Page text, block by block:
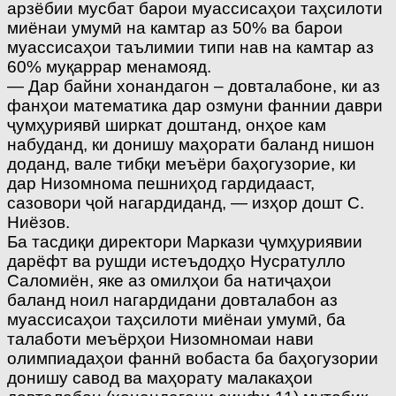
арзёбии мусбат барои муассисаҳои таҳсилоти
миёнаи умумӣ на камтар аз 50% ва барои
муассисаҳои таълимии типи нав на камтар аз
60% муқаррар менамояд.
— Дар байни хонандагон – довталабоне, ки аз
фанҳои математика дар озмуни фаннии даври
ҷумҳуриявӣ ширкат доштанд, онҳое кам
набуданд, ки донишу маҳорати баланд нишон
доданд, вале тибқи меъёри баҳогузорие, ки
дар Низомнома пешниҳод гардидааст,
сазовори ҷой нагардиданд, — изҳор дошт С.
Ниёзов.
Ба тасдиқи директори Маркази ҷумҳуриявии
дарёфт ва рушди истеъдодҳо Нусратулло
Саломиён, яке аз омилҳои ба натиҷаҳои
баланд ноил нагардидани довталабон аз
муассисаҳои таҳсилоти миёнаи умумӣ, ба
талаботи меъёрҳои Низомномаи нави
олимпиадаҳои фаннӣ вобаста ба баҳогузории
донишу савод ва маҳорату малакаҳои